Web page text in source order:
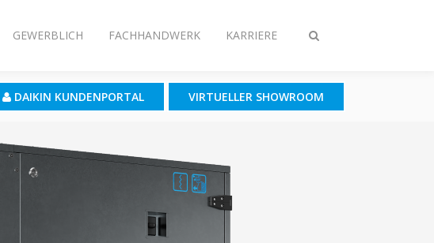
Suche
GEWERBLICH FACHHANDWERK KARRIERE
DAIKIN KUNDENPORTAL VIRTUELLER SHOWROOM